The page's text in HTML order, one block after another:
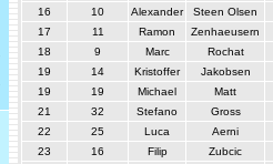
16
10 Alexander
Steen Olsen
17
11 Ramon
Zenhaeusern
18
9 Marc
Rochat
19
14 Kristoffer
Jakobsen
19
19 Michael
Matt
21
32 Stefano
Gross
22
25 Luca
Aerni
23
16 Filip
Zubcic